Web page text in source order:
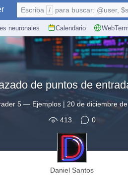
neuronales Calendario
Escriba / para buscar: @user,
de puntos de
5 — Ejemplos | 20 de diciembre
413
0
Daniel Santos